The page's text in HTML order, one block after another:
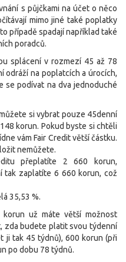
s půjčkami na účet o něco
mimo jiné také poplatky
případě spadají například také
poradců.
splácení v rozmezí 45 až 78
odráží na poplatcích a úrocích,
se podívat na dva jednoduché
si vybrat pouze 45denní
korun. Pokud byste si chtěli
vám Fair Credit větší částku.
nemůžete.
přeplatíte 2 660 korun,
tak zaplatíte 6 660 korun, což
35,53 %.
už máte větší možnost
zda budete platit svou týdenní
ji tak 45 týdnů), 600 korun (při
po dobu 78 týdnů.